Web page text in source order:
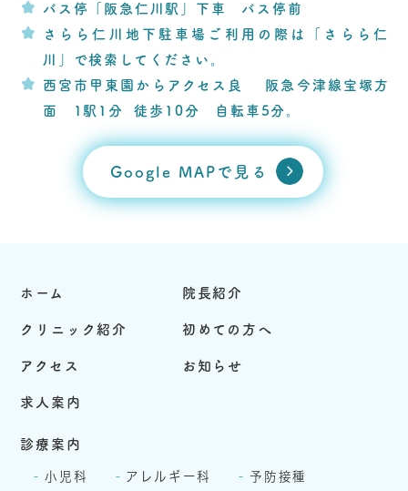
バス停「阪急仁川駅」下車 バス停前
さらら仁川地下駐車場ご利用の際は「さらら仁
川」で検索してください。
西宮市甲東園からアクセス良 阪急今津線宝塚方
面 1駅1分 徒歩10分 自転車5分。
Google MAPで見る
ホーム 院長紹介
クリニック紹介 初めての方へ
アクセス お知らせ
求人案内
診療案内
小児科 アレルギー科 予防接種